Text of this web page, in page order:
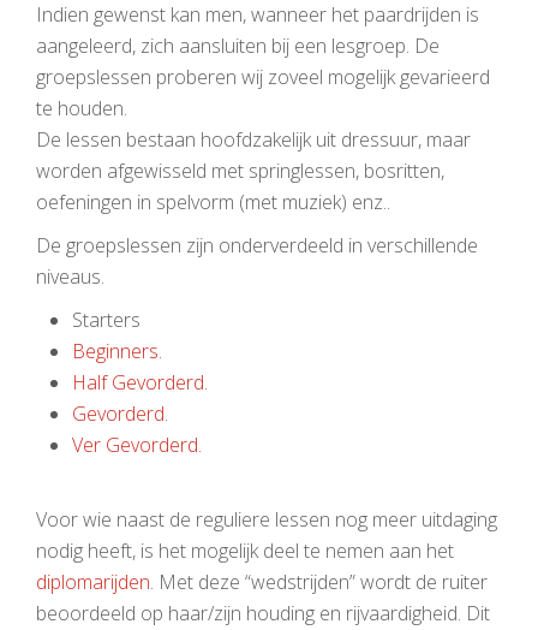
Indien gewenst kan men, wanneer het paardrijden is
aangeleerd, zich aansluiten bij een lesgroep. De
groepslessen proberen wij zoveel mogelijk gevarieerd
te houden.
De lessen bestaan hoofdzakelijk uit dressuur, maar
worden afgewisseld met springlessen, bosritten,
oefeningen in spelvorm (met muziek) enz..
De groepslessen zijn onderverdeeld in verschillende
niveaus.
Starters
Beginners.
Half Gevorderd.
Gevorderd.
Ver Gevorderd.
Voor wie naast de reguliere lessen nog meer uitdaging
nodig heeft, is het mogelijk deel te nemen aan het
diplomarijden. Met deze “wedstrijden” wordt de ruiter
beoordeeld op haar/zijn houding en rijvaardigheid. Dit